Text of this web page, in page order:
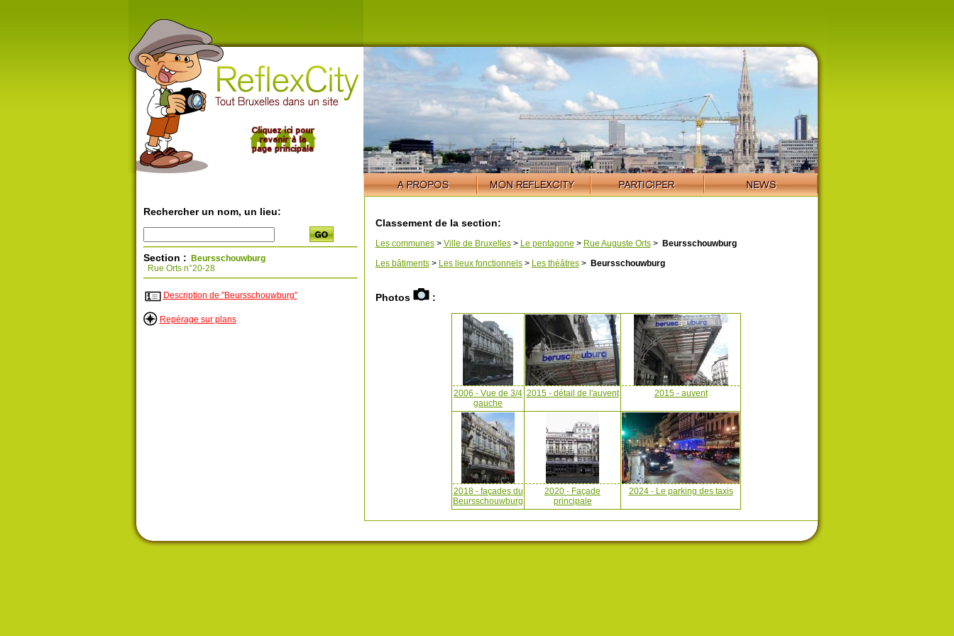
Rechercher un nom, un lieu:
Section : Beursschouwburg
Rue Orts n°20-28
Description de "Beursschouwburg"
Repérage sur plans
Classement de la section:
Les communes> Ville de Bruxelles> Le pentagone > Rue Auguste Orts>
Beursschouwburg
Les bâtiments> Les lieux fonctionnels> Les théâtres> Beursschouwburg
Photos :
2006 - Vue de 3/4
gauche
2015 - détail de l'auvent 2015 - auvent
2018 - façades du
Beursschouwburg
2020 - Façade
principale
2024 - Le parking des taxis